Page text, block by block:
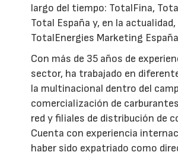
largo del tiempo: TotalFina,
Total España y, en la actualidad,
TotalEnergies Marketing
Con más de 35 años de
sector, ha trabajado en
la multinacional dentro del
comercialización de
red y filiales de distribución de
Cuenta con experiencia
haber sido expatriado como